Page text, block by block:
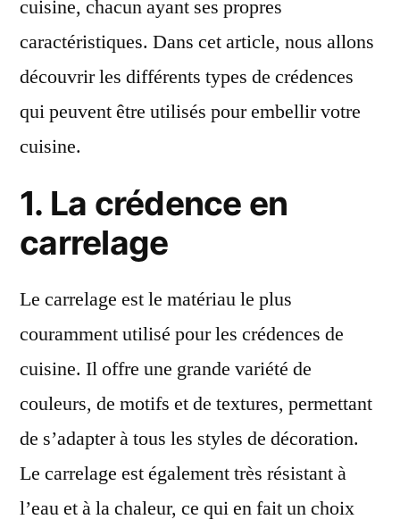
cuisine, chacun ayant ses propres
caractéristiques. Dans cet article, nous allons
découvrir les différents types de crédences
qui peuvent être utilisés pour embellir votre
cuisine.
1. La crédence en
carrelage
Le carrelage est le matériau le plus
couramment utilisé pour les crédences de
cuisine. Il offre une grande variété de
couleurs, de motifs et de textures, permettant
de s’adapter à tous les styles de décoration.
Le carrelage est également très résistant à
l’eau et à la chaleur, ce qui en fait un choix